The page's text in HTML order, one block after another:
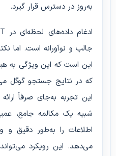
به‌روز در دسترس قرار گیرد.
جالب و نوآورانه است. اما
این است که این ویژگی به
که در نتایج جستجو گوگل
این تجربه به‌جای صرفاً
شبیه یک مکالمه جامع،
اطلاعات را به‌طور دقیق و
می‌دهد. این رویکرد